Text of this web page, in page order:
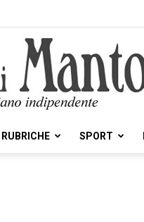
RUBRICHE SPORT